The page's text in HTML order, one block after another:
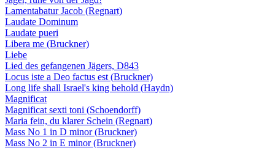
Lamentabatur Jacob (Regnart)
Laudate Dominum
Laudate pueri
Libera me (Bruckner)
Liebe
Lied des gefangenen Jägers, D843
Locus iste a Deo factus est (Bruckner)
Long life shall Israel's king behold (Haydn)
Magnificat
Magnificat sexti toni (Schoendorff)
Maria fein, du klarer Schein (Regnart)
Mass No 1 in D minor (Bruckner)
Mass No 2 in E minor (Bruckner)